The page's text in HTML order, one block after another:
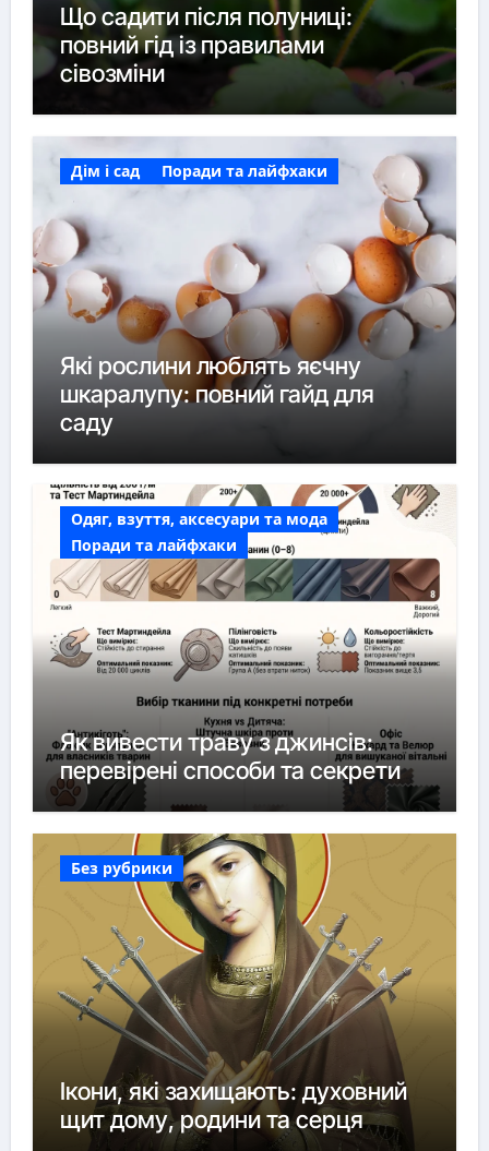
Що садити після полуниці:
повний гід із правилами
сівозміни
Дім і сад Поради та лайфхаки
Які рослини люблять яєчну
шкаралупу: повний гайд для
саду
Одяг, взуття, аксесуари та мода
Поради та лайфхаки
Як вивести траву з джинсів:
перевірені способи та секрети
Без рубрики
Ікони, які захищають: духовний
щит дому, родини та серця